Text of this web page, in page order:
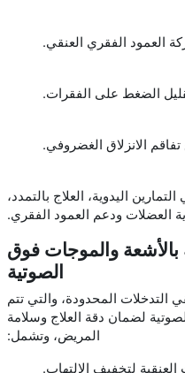
العمود الفقري العنقي.
الضغط على الفقرات.
تفاقم الانزلاق الغضروفي.
اليدوية، العلاج بالتمدد،
العضلات ودعم العمود الفقري.
بالأشعة والموجات فوق
الصوتية
المحدودة، والتي تتم
لضمان دقة العلاج وسلامة
المريض، وتشمل:
لتخفيف الالتهاب.